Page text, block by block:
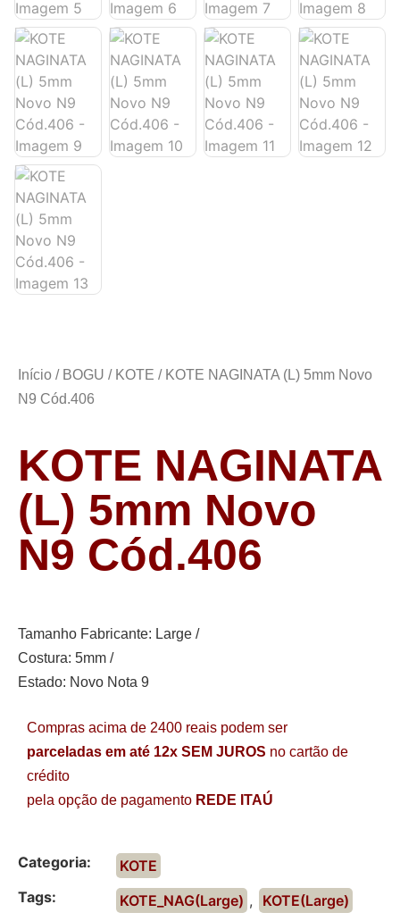
Início / BOGU / KOTE / KOTE NAGINATA (L) 5mm Novo
N9 Cód.406
KOTE NAGINATA
(L) 5mm Novo
N9 Cód.406
Tamanho Fabricante: Large /
Costura: 5mm /
Estado: Novo Nota 9
Compras acima de 2400 reais podem ser
parceladas em até 12x SEM JUROS no cartão de
crédito
pela opção de pagamento REDE ITAÚ
Categoria:
KOTE
Tags:
KOTE_NAG(Large) , KOTE(Large)